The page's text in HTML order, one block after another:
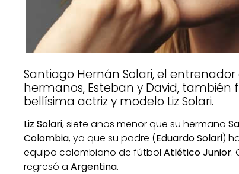
Santiago Hernán Solari, el
hermanos, Esteban y David,
bellísima actriz y modelo Liz Solari.
Liz Solari, siete años menor que su hermano
Colombia, ya que su padre (Eduardo Solari)
equipo colombiano de fútbol Atlético Junior.
regresó a Argentina.